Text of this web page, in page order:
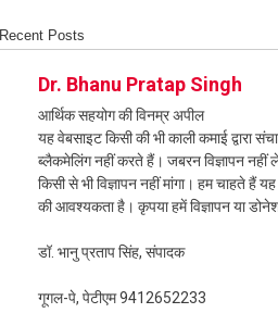
Recent Posts
Dr. Bhanu Pratap Singh
आर्थिक सहयोग की विनम्र अपील
यह वेबसाइट किसी की भी काली कमाई द्वारा
ब्लैकमेलिंग नहीं करते हैं। जबरन विज्ञापन
किसी से भी विज्ञापन नहीं मांगा। हम
की आवश्यकता है। कृपया हमें विज्ञापन या
डॉ. भानु प्रताप सिंह, संपादक
गूगल-पे, पेटीएम 9412652233